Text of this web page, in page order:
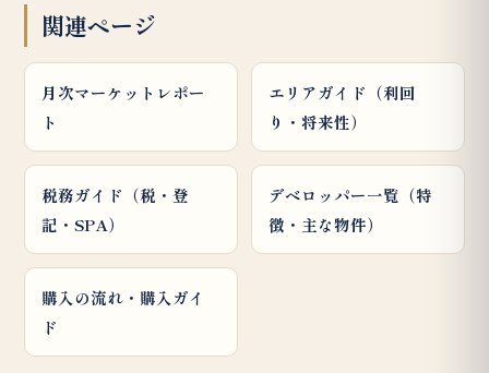
関連ページ
月次マーケットレポー
ト
エリアガイド（利回
り・将来性）
税務ガイド（税・登
記・SPA）
デベロッパー一覧（特
徴・主な物件）
購入の流れ・購入ガイ
ド